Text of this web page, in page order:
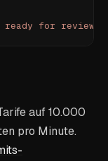
ready for review.
auf 10.000
pro Minute.